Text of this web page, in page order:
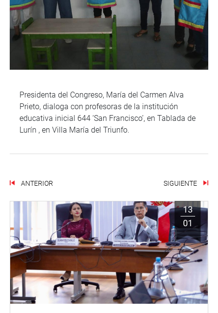
Presidenta del Congreso, María del Carmen Alva
Prieto, dialoga con profesoras de la institución
educativa inicial 644 ‘San Francisco’, en Tablada de
Lurín , en Villa María del Triunfo.
ANTERIOR SIGUIENTE
13
01